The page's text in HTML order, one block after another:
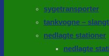
sygetransporter
tankvogne –
nedlagte stationer
nedlagte